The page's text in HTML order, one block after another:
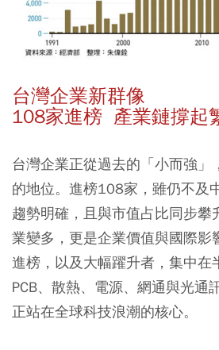
台灣企業新群像
108家進榜 產業鏈撐起
台灣企業正從過去的「小而強」
的地位。進榜108家，雖仍不及
趨勢明確，且與市值占比同步攀
業變多，更是企業價值與國際影
進榜，以及大幅躍升者，集中在
PCB、散熱、電源、網通與光通
正站在全球科技浪潮的核心。